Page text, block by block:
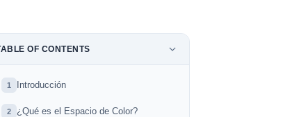
OF CONTENTS
1 Introducción
2 ¿Qué es el Espacio de Color?